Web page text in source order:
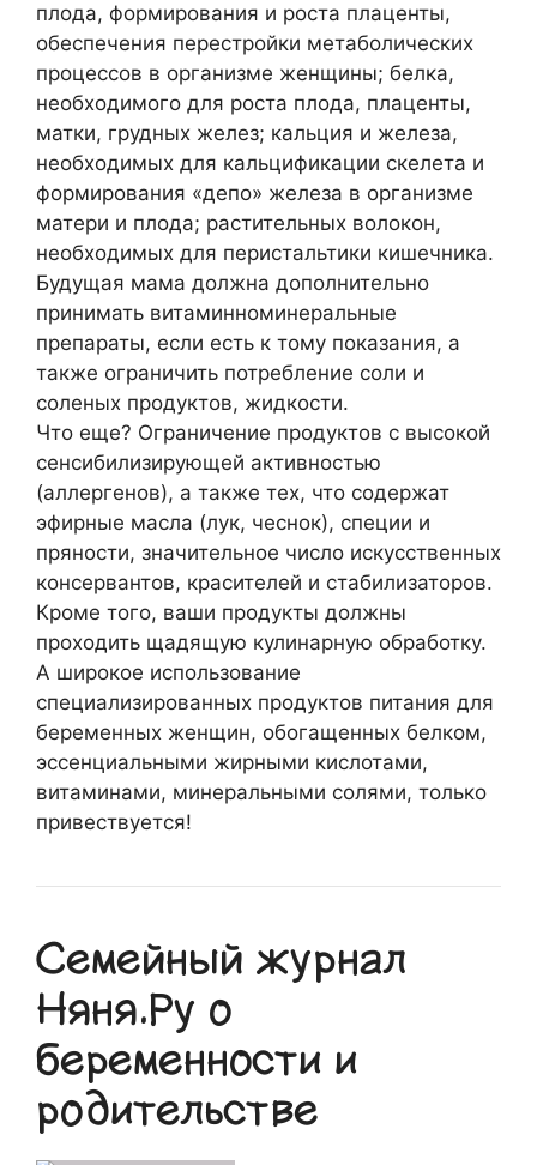
плода, формирования и роста плаценты,
обеспечения перестройки метаболических
процессов в организме женщины; белка,
необходимого для роста плода, плаценты,
матки, грудных желез; кальция и железа,
необходимых для кальцификации скелета и
формирования «депо» железа в организме
матери и плода; растительных волокон,
необходимых для перистальтики кишечника.
Будущая мама должна дополнительно
принимать витаминноминеральные
препараты, если есть к тому показания, а
также ограничить потребление соли и
соленых продуктов, жидкости.
Что еще? Ограничение продуктов с высокой
сенсибилизирующей активностью
(аллергенов), а также тех, что содержат
эфирные масла (лук, чеснок), специи и
пряности, значительное число искусственных
консервантов, красителей и стабилизаторов.
Кроме того, ваши продукты должны
проходить щадящую кулинарную обработку.
А широкое использование
специализированных продуктов питания для
беременных женщин, обогащенных белком,
эссенциальными жирными кислотами,
витаминами, минеральными солями, только
привествуется!
Семейный журнал
Няня.Ру о
беременности и
родительстве